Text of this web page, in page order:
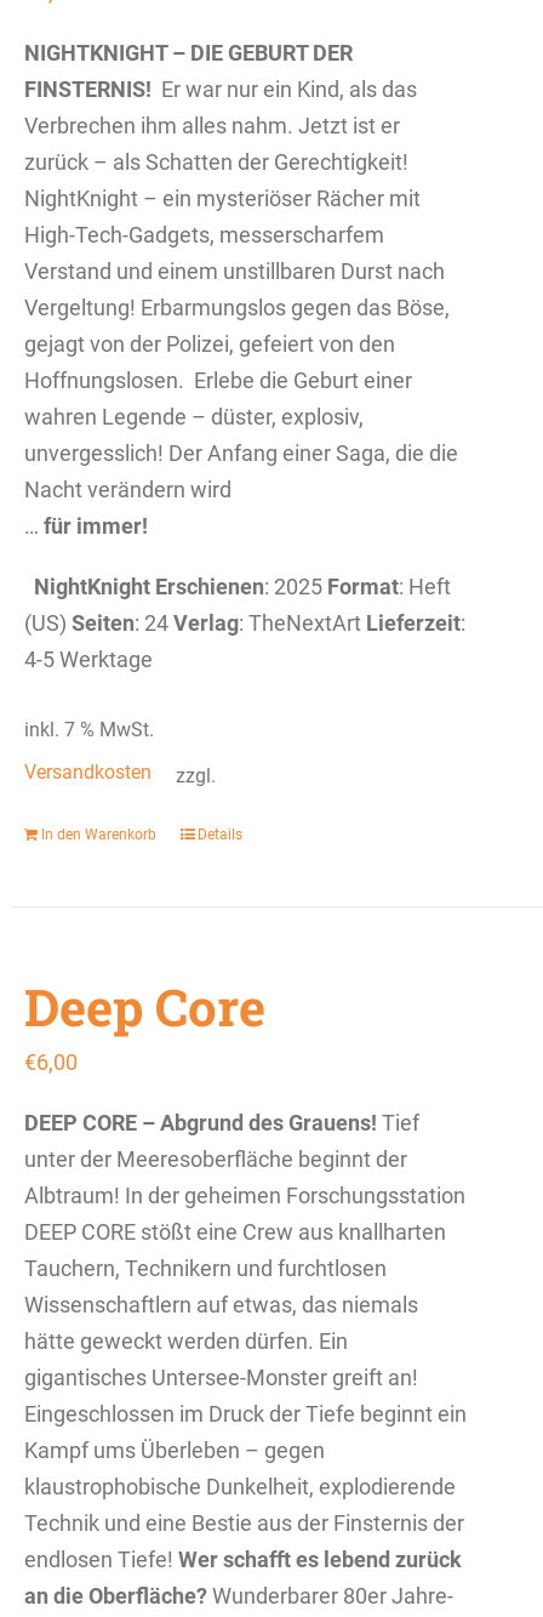
NIGHTKNIGHT – DIE GEBURT DER
FINSTERNIS! Er war nur ein Kind, als das
Verbrechen ihm alles nahm. Jetzt ist er
zurück – als Schatten der Gerechtigkeit!
NightKnight – ein mysteriöser Rächer mit
High-Tech-Gadgets, messerscharfem
Verstand und einem unstillbaren Durst nach
Vergeltung! Erbarmungslos gegen das Böse,
gejagt von der Polizei, gefeiert von den
Hoffnungslosen. Erlebe die Geburt einer
wahren Legende – düster, explosiv,
unvergesslich! Der Anfang einer Saga, die die
Nacht verändern wird
… für immer!
NightKnight Erschienen: 2025 Format: Heft
(US) Seiten: 24Verlag: TheNextArt Lieferzeit:
4-5 Werktage
inkl. 7 % MwSt.
zzgl.
Versandkosten
In den Warenkorb Details
Deep Core
€6,00
DEEP CORE – Abgrund des Grauens! Tief
unter der Meeresoberfläche beginnt der
Albtraum! In der geheimen Forschungsstation
DEEP CORE stößt eine Crew aus knallharten
Tauchern, Technikern und furchtlosen
Wissenschaftlern auf etwas, das niemals
hätte geweckt werden dürfen. Ein
gigantisches Untersee-Monster greift an!
Eingeschlossen im Druck der Tiefe beginnt ein
Kampf ums Überleben – gegen
klaustrophobische Dunkelheit, explodierende
Technik und eine Bestie aus der Finsternis der
endlosen Tiefe! Wer schafft es lebend zurück
an die Oberfläche?Wunderbarer 80er Jahre-